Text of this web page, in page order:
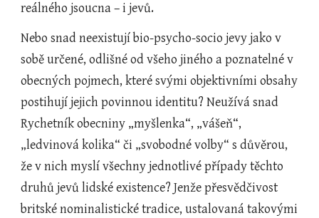
reálného jsoucna – i jevů.
Nebo snad neexistují bio-psycho-socio jevy jako v
sobě určené, odlišné od všeho jiného a poznatelné v
obecných pojmech, které svými objektivními obsahy
postihují jejich povinnou identitu? Neužívá snad
Rychetník obecniny „myšlenka“, „vášeň“,
„ledvinová kolika“ či „svobodné volby“ s důvěrou,
že v nich myslí všechny jednotlivé případy těchto
druhů jevů lidské existence? Jenže přesvědčivost
britské nominalistické tradice, ustalovaná takovými